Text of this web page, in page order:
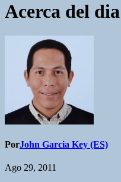
Acerca del
PorJohn Garcia Key (ES)
Ago 29, 2011